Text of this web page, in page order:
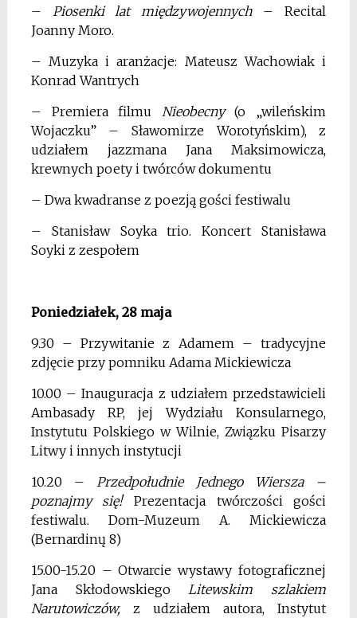
– Piosenki lat międzywojennych– Recital
Joanny Moro.
– Muzyka i aranżacje: Mateusz Wachowiak i
Konrad Wantrych
– Premiera filmu
Nieobecny(o „wileńskim
Wojaczku” – Sławomirze Worotyńskim), z
udziałem jazzmana Jana Maksimowicza,
krewnych poety i twórców dokumentu
– Dwa kwadranse z poezją gości festiwalu
– Stanisław Soyka trio. Koncert Stanisława
Soyki z zespołem
Poniedziałek, 28 maja
9.30 – Przywitanie z Adamem – tradycyjne
zdjęcie przy pomniku Adama Mickiewicza
10.00 – Inauguracja z udziałem przedstawicieli
Ambasady RP, jej Wydziału Konsularnego,
Instytutu Polskiego w Wilnie, Związku Pisarzy
Litwy i innych instytucji
10.20 – Przedpołudnie Jednego Wiersza –
poznajmy się!Prezentacja twórczości gości
festiwalu. Dom-Muzeum A. Mickiewicza
(Bernardinų 8)
15.00-15.20 – Otwarcie wystawy fotograficznej
Jana Skłodowskiego Litewskim szlakiem
Narutowiczów, z udziałem autora, Instytut